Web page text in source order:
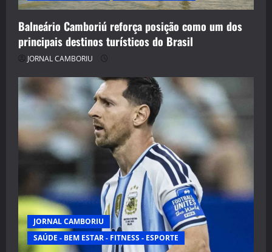
Balneário Camboriú reforça posição como um dos
principais destinos turísticos do Brasil
JORNAL CAMBORIU
JORNAL CAMBORIU
SAÚDE - BEM ESTAR - FITNESS - ESPORTE